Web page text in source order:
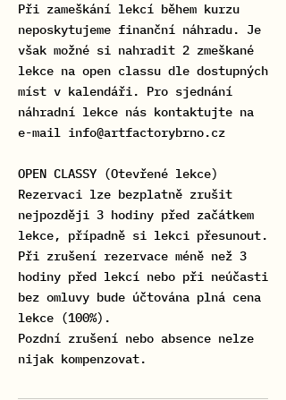
Při zameškání lekcí během kurzu
neposkytujeme finanční náhradu. Je
však možné si nahradit 2 zmeškané
lekce na open classu dle dostupných
míst v kalendáři. Pro sjednání
náhradní lekce nás kontaktujte na
e-mail info@artfactorybrno.cz
OPEN CLASSY (Otevřené lekce)
Rezervaci lze bezplatně zrušit
nejpozději 3 hodiny před začátkem
lekce, případně si lekci přesunout.
Při zrušení rezervace méně než 3
hodiny před lekcí nebo při neúčasti
bez omluvy bude účtována plná cena
lekce (100%).
Pozdní zrušení nebo absence nelze